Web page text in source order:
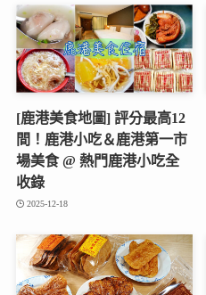
[鹿港美食地圖] 評分最高12
間！鹿港小吃＆鹿港第一市
場美食 @ 熱門鹿港小吃全
收錄
2025-12-18